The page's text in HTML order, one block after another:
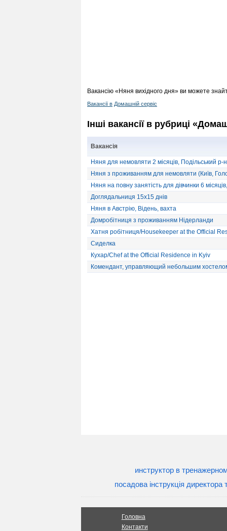
Вакансію «Няня вихідного дня» ви можете
Вакансії в Домашній сервіс
Інші вакансії в рубриці
Вакансія
Няня для немовляти 2 місяців, Подільський р-н
Няня з проживанням для немовляти (Київ,
Няня на повну занятість для дівчинки 6
Доглядальниця 15х15 днів
Няня в Австрію, Відень, вахта
Домробітниця з проживанням Нідерланди
Хатня робітниця/Housekeeper at the Official
Сиделка
Кухар/Chef at the Official Residence in Kyiv
Комендант, управляющий небольшим
инструктор в
посадова інструкція директора
Головна
Контакти